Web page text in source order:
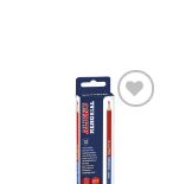
lista de
deseos